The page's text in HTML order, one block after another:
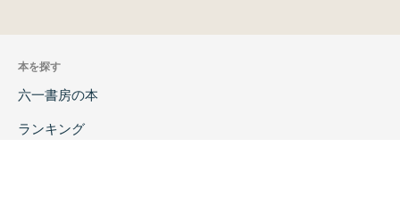
本を探す
六一書房の本
ランキング